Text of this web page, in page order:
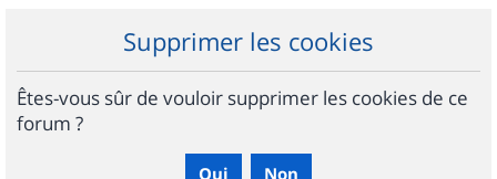
Supprimer les cookies
Êtes-vous sûr de vouloir supprimer les cookies de ce
forum ?